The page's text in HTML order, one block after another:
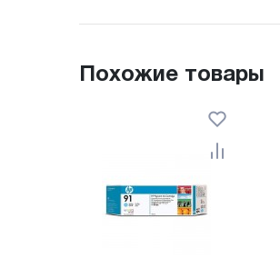
Похожие товары